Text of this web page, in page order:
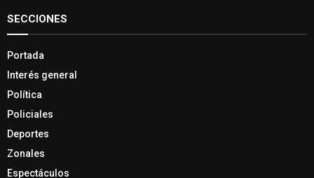
SECCIONES
Portada
Interés general
Política
Policiales
Deportes
Zonales
Espectáculos